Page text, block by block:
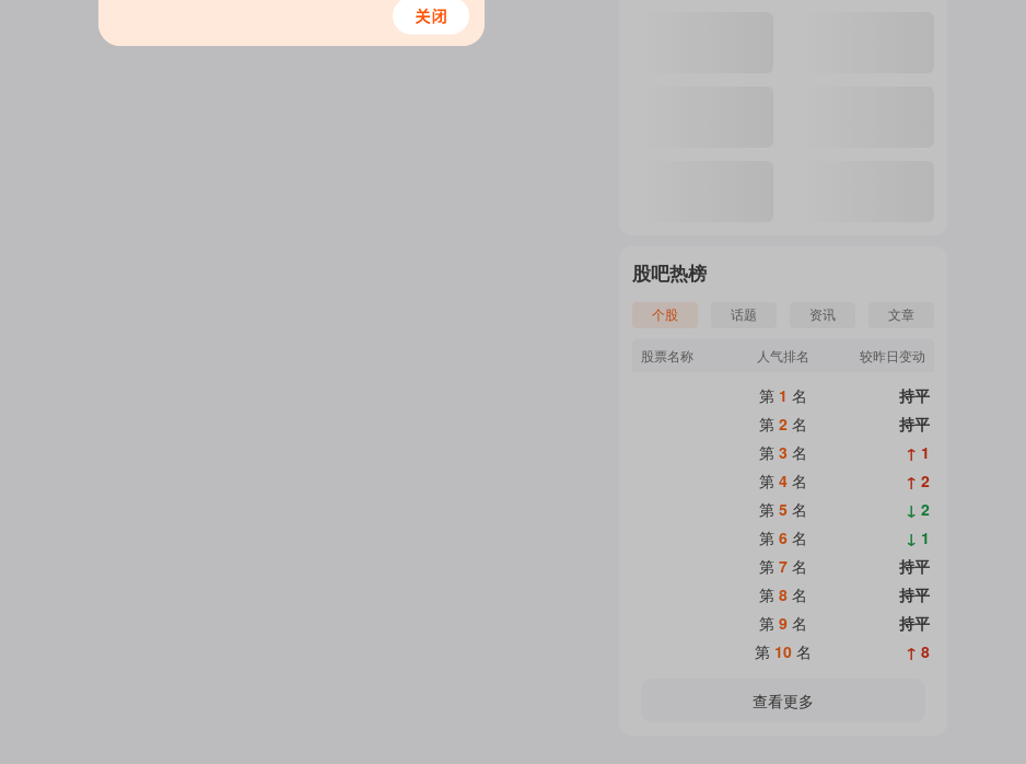
股吧热榜
个股 话题 资讯 文章
股票名称 人气排名 较昨日变动
第 1 名
持平
第 2 名
持平
第 3 名
↑ 1
第 4 名
↑ 2
第 5 名
↓ 2
第 6 名
↓ 1
第 7 名
持平
第 8 名
持平
第 9 名
持平
第 10 名 ↑ 8
查看更多